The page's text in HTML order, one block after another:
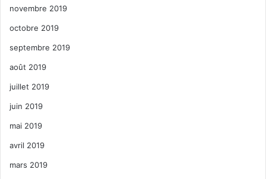
novembre 2019
octobre 2019
septembre 2019
août 2019
juillet 2019
juin 2019
mai 2019
avril 2019
mars 2019